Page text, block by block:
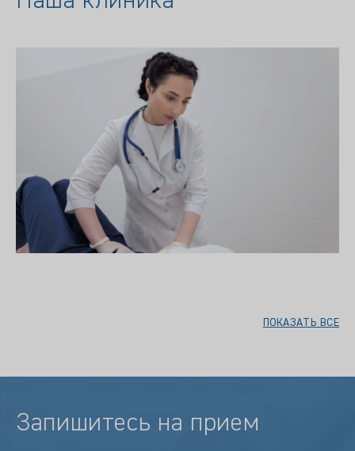
ПОКАЗАТЬ ВСЕ
Запишитесь на прием